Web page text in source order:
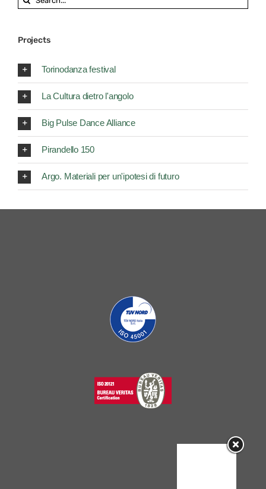
for:
Projects
Torinodanza festival
La Cultura dietro l'angolo
Big Pulse Dance Alliance
Pirandello 150
Argo. Materiali per un'ipotesi di futuro